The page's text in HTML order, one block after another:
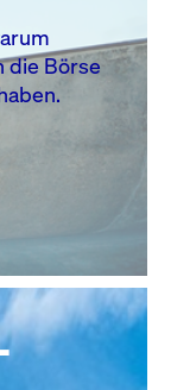
22
23
die Börse